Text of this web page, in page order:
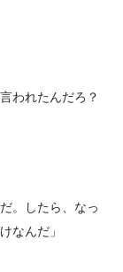
われたんだろ？
。したら、なっ
なんだ」